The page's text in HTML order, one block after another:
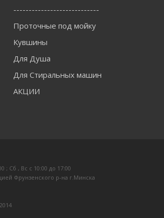
----------------------------
Проточные под мойку
Кувшины
Для Душа
Для Стиральных машин
АКЦИИ
; Сб , Вс c 10:00 до 17:00
Фрунзенского р-на г.Минска